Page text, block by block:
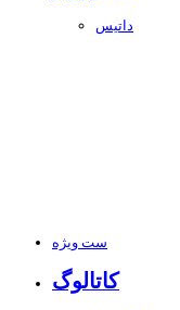
داتیس
ست ویژه
کاتالوگ